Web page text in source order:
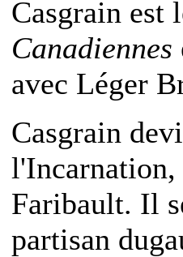
Casgrain est
Canadiennes
avec Léger
Casgrain
l'Incarnation,
Faribault. Il
partisan